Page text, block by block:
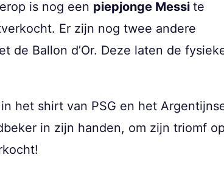
is nog een piepjonge Messi te
Er zijn nog twee andere
de Ballon d’Or. Deze laten de
het shirt van PSG en het
in zijn handen, om zijn triomf